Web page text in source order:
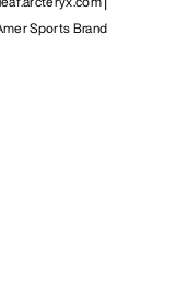
Sports Brand